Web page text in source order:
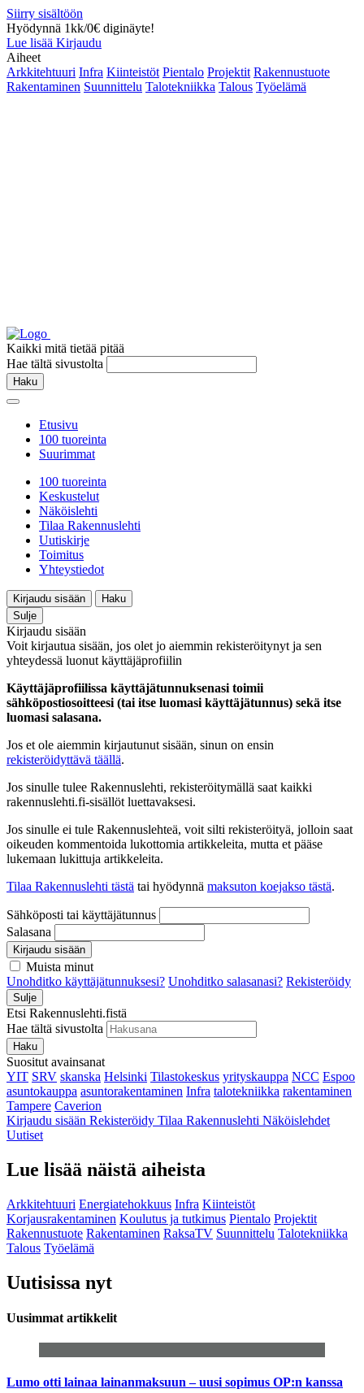
Siirry sisältöön
Hyödynnä 1kk/0€ diginäyte!
Lue lisää Kirjaudu
Aiheet
Arkkitehtuuri Infra Kiinteistöt Pientalo Projektit Rakennustuote
Rakentaminen Suunnittelu Talotekniikka Talous Työelämä
Kaikki mitä tietää pitää
Hae tältä sivustolta
Haku
Etusivu
100 tuoreinta
Suurimmat
100 tuoreinta
Keskustelut
Näköislehti
Tilaa Rakennuslehti
Uutiskirje
Toimitus
Yhteystiedot
Kirjaudu sisään
Haku
Sulje
Kirjaudu sisään
Voit kirjautua sisään, jos olet jo aiemmin rekisteröitynyt ja sen
yhteydessä luonut käyttäjäprofiilin
Käyttäjäprofiilissa käyttäjätunnuksenasi toimii
sähköpostiosoitteesi (tai itse luomasi käyttäjätunnus) sekä itse
luomasi salasana.
Jos et ole aiemmin kirjautunut sisään, sinun on ensin
rekisteröidyttävä täällä.
Jos sinulle tulee Rakennuslehti, rekisteröitymällä saat kaikki
rakennuslehti.fi-sisällöt luettavaksesi.
Jos sinulle ei tule Rakennuslehteä, voit silti rekisteröityä, jolloin saat
oikeuden kommentoida lukottomia artikkeleita, mutta et pääse
lukemaan lukittuja artikkeleita.
Tilaa Rakennuslehti tästä tai hyödynnä maksuton koejakso tästä.
Sähköposti tai käyttäjätunnus
Salasana
Kirjaudu sisään
Muista minut
Unohditko käyttäjätunnuksesi? Unohditko salasanasi? Rekisteröidy
Sulje
Etsi Rakennuslehti.fistä
Hae tältä sivustolta
Haku
Suositut avainsanat
YIT SRV skanska Helsinki Tilastokeskus yrityskauppa NCC Espoo
asuntokauppa asuntorakentaminen Infra talotekniikka rakentaminen
Tampere Caverion
Kirjaudu sisään Rekisteröidy Tilaa Rakennuslehti Näköislehdet
Uutiset
Lue lisää näistä aiheista
Arkkitehtuuri Energiatehokkuus Infra Kiinteistöt
Korjausrakentaminen Koulutus ja tutkimus Pientalo Projektit
Rakennustuote Rakentaminen RaksaTV Suunnittelu Talotekniikka
Talous Työelämä
Uutisissa nyt
Uusimmat artikkelit
Lumo otti lainaa lainanmaksuun – uusi sopimus OP:n kanssa